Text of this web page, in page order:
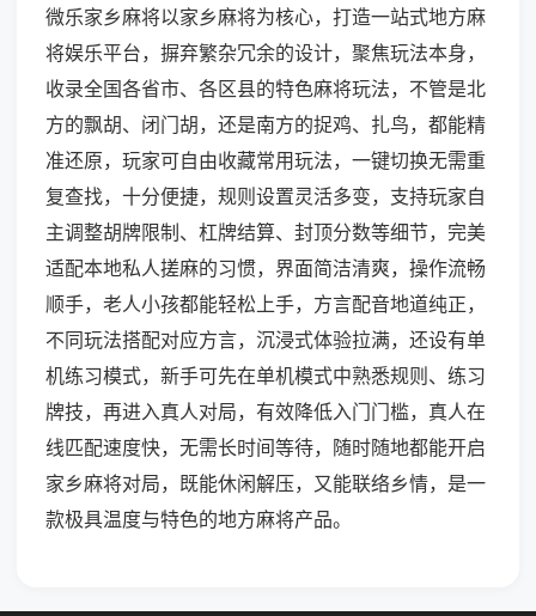
微乐家乡麻将以家乡麻将为核心，打造一站式地方麻
将娱乐平台，摒弃繁杂冗余的设计，聚焦玩法本身，
收录全国各省市、各区县的特色麻将玩法，不管是北
方的飘胡、闭门胡，还是南方的捉鸡、扎鸟，都能精
准还原，玩家可自由收藏常用玩法，一键切换无需重
复查找，十分便捷，规则设置灵活多变，支持玩家自
主调整胡牌限制、杠牌结算、封顶分数等细节，完美
适配本地私人搓麻的习惯，界面简洁清爽，操作流畅
顺手，老人小孩都能轻松上手，方言配音地道纯正，
不同玩法搭配对应方言，沉浸式体验拉满，还设有单
机练习模式，新手可先在单机模式中熟悉规则、练习
牌技，再进入真人对局，有效降低入门门槛，真人在
线匹配速度快，无需长时间等待，随时随地都能开启
家乡麻将对局，既能休闲解压，又能联络乡情，是一
款极具温度与特色的地方麻将产品。